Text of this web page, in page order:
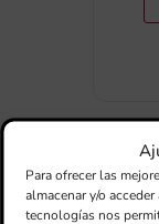
Para ofrecer las
almacenar y/o
tecnologías nos